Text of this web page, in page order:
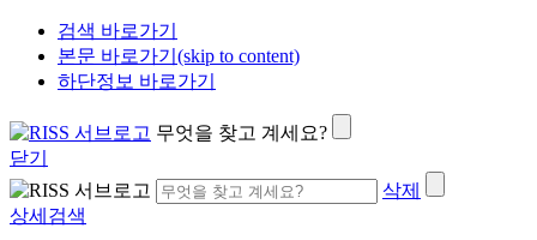
검색 바로가기
본문 바로가기(skip to content)
하단정보 바로가기
무엇을 찾고 계세요?
닫기
삭제
상세검색